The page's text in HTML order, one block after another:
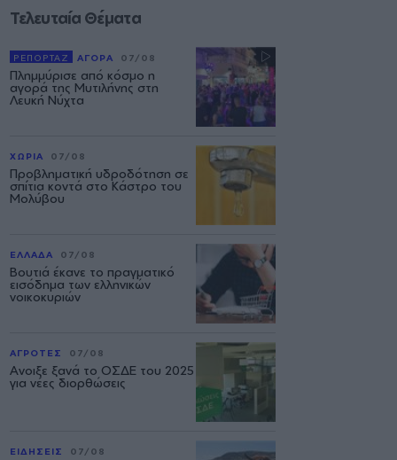
Τελευταία Θέματα
ΡΕΠΟΡΤΑΖ ΑΓΟΡΑ 07/08
Πλημμύρισε από κόσμο η
αγορά της Μυτιλήνης στη
Λευκή Νύχτα
ΧΩΡΙΑ 07/08
Προβληματική υδροδότηση σε
σπίτια κοντά στο Κάστρο του
Μολύβου
ΕΛΛΑΔΑ 07/08
Βουτιά έκανε το πραγματικό
εισόδημα των ελληνικών
νοικοκυριών
ΑΓΡΟΤΕΣ 07/08
Ανοιξε ξανά το ΟΣΔΕ του 2025
για νέες διορθώσεις
ΕΙΔΗΣΕΙΣ 07/08